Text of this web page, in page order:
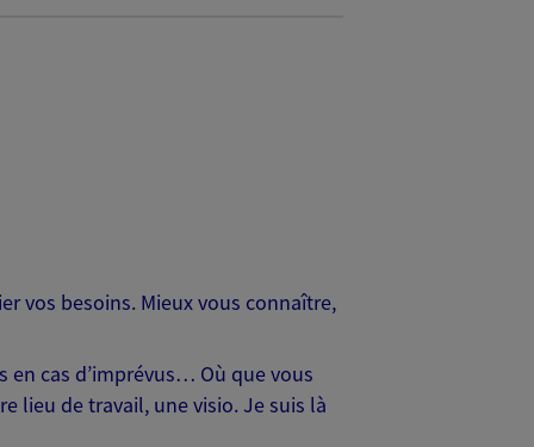
vos besoins. Mieux vous connaître,
en cas d’imprévus… Où que vous
lieu de travail, une visio. Je suis là